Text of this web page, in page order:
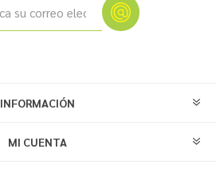
INFORMACIÓN
MI CUENTA